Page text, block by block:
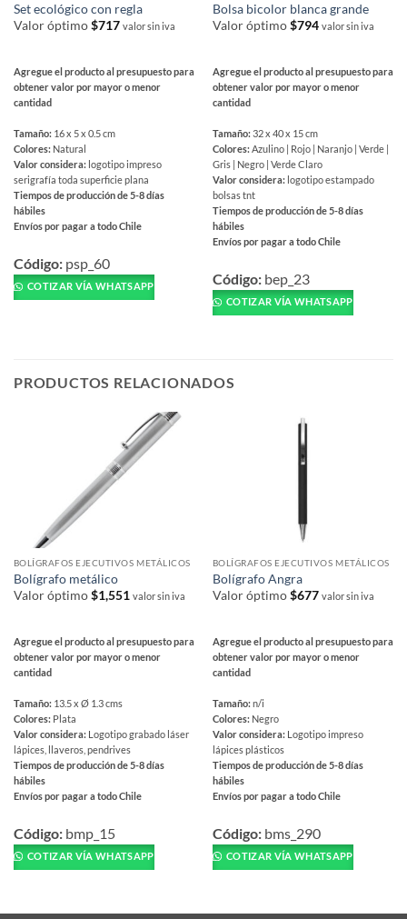
Set ecológico con regla
Valor óptimo$717 valor sin iva
Agregue el producto al presupuesto para
obtener valor por mayor o menor
cantidad
Tamaño: 16 x 5 x 0.5 cm
Colores: Natural
Valor considera: logotipo impreso
serigrafía toda superficie plana
Tiempos de producción de 5-8 días
hábiles
Envíos por pagar a todo Chile
producto
tiene
múltiples
se
producto
Código: psp_60
COTIZAR VÍA WHATSAPP
Bolsa bicolor blanca grande
Valor óptimo$794 valor sin iva
Agregue el producto al presupuesto para
obtener valor por mayor o menor
cantidad
Tamaño:32 x 40 x 15 cm
Colores:Azulino | Rojo | Naranjo | Verde |
Gris | Negro | Verde Claro
Valor considera: logotipo estampado
bolsas tnt
Tiempos de producción de 5-8 días
hábiles
Envíos por pagar a todo Chile
producto
tiene
múltiples
se
Código: bep_23
COTIZAR VÍA WHATSAPP
PRODUCTOS RELACIONADOS
BOLÍGRAFOS EJECUTIVOS METÁLICOS
Bolígrafo metálico
Valor óptimo$1,551 valor sin iva
Agregue el producto al presupuesto para
obtener valor por mayor o menor
cantidad
Tamaño: 13.5 x Ø 1.3 cms
Colores: Plata
Valor considera: Logotipo grabado láser
lápices, llaveros, pendrives
Tiempos de producción de 5-8 días
hábiles
Envíos por pagar a todo Chile
producto
tiene
múltiples
Código: bmp_15
COTIZAR VÍA WHATSAPP
BOLÍGRAFOS EJECUTIVOS METÁLICOS
Bolígrafo Angra
Valor óptimo$677 valor sin iva
Agregue el producto al presupuesto para
obtener valor por mayor o menor
cantidad
Tamaño:n/i
Colores: Negro
Valor considera: Logotipo impreso
lápices plásticos
Tiempos de producción de 5-8 días
hábiles
Envíos por pagar a todo Chile
producto
tiene
múltiples
Código: bms_290
COTIZAR VÍA WHATSAPP